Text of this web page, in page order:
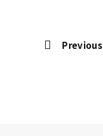
Previous